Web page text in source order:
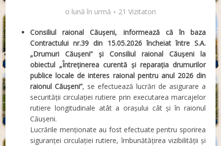
o lună în urmă 21 Vizitatori
Consiliul raional Căușeni, informează că în baza
Contractului nr.39 din 15.05.2026 încheiat între S.A.
„Drumuri Căușeni” și Consiliul raional Căușeni la
obiectul „Întreținerea curentă și reparația drumurilor
publice locale de interes raional pentru anul 2026 din
raionul Căușeni”, se efectuează lucrări de asigurare a
securității circulației rutiere prin executarea marcajelor
rutiere longitudinale atât a orașului cât și în raionul
Căușeni.
Lucrările menționate au fost efectuate pentru sporirea
siguranței circulației rutiere, îmbunătățirea vizibilității și